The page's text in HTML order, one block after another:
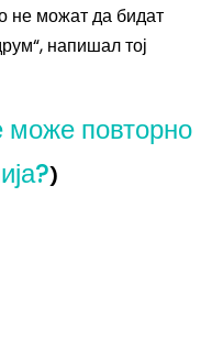
не можат да бидат
напишал тој
може повторно
)